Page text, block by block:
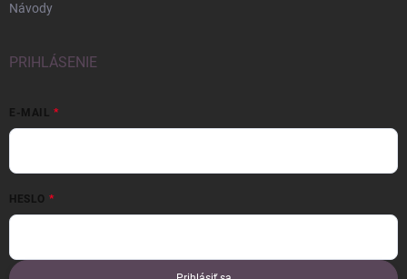
Návody
PRIHLÁSENIE
E-MAIL
HESLO